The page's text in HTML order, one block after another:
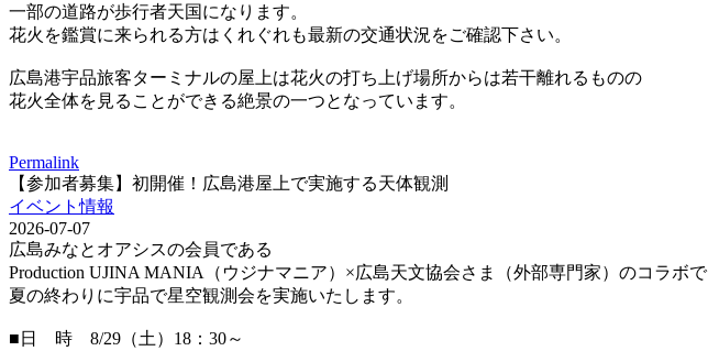
一部の道路が歩行者天国になります。
花火を鑑賞に来られる方はくれぐれも最新の交通状況をご確認下さい。
広島港宇品旅客ターミナルの屋上は花火の打ち上げ場所からは若干離れるものの
花火全体を見ることができる絶景の一つとなっています。
Permalink
【参加者募集】初開催！広島港屋上で実施する天体観測
イベント情報
2026-07-07
広島みなとオアシスの会員である
Production UJINA MANIA（ウジナマニア）×広島天文協会さま（外部専門家）のコラボで
夏の終わりに宇品で星空観測会を実施いたします。
■日 時 8/29（土）18：30～